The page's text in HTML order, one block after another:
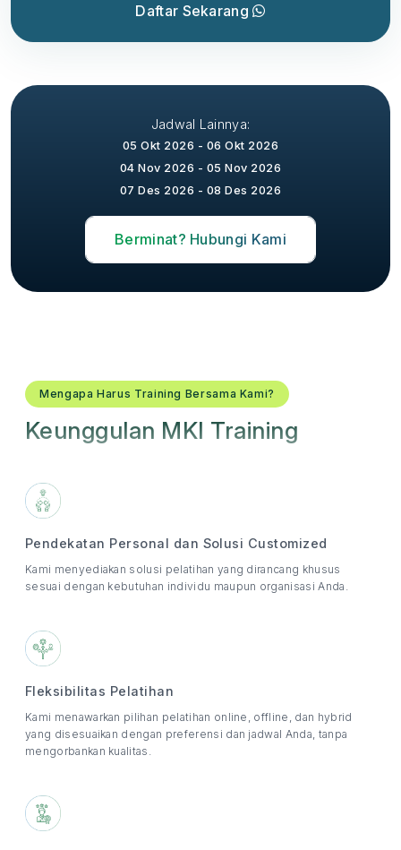
Daftar Sekarang
Jadwal Lainnya:
05 Okt 2026 - 06 Okt 2026
04 Nov 2026 - 05 Nov 2026
07 Des 2026 - 08 Des 2026
Berminat? Hubungi Kami
Mengapa Harus Training Bersama Kami?
Keunggulan MKI Training
Pendekatan Personal dan Solusi Customized
Kami menyediakan solusi pelatihan yang dirancang khusus
sesuai dengan kebutuhan individu maupun organisasi Anda.
Fleksibilitas Pelatihan
Kami menawarkan pilihan pelatihan online, offline, dan hybrid
yang disesuaikan dengan preferensi dan jadwal Anda, tanpa
mengorbankan kualitas.